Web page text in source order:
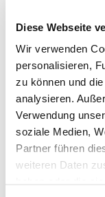
Diese Webseite
Wir verwenden
personalisieren,
zu können und
analysieren.
Verwendung
soziale Medien,
Partner führen
weiteren Daten
Kräuter (Basilikum,
Vitamin D3 (E671) 912
Verbindungen der
5,25 mg, Zink (E6)
(E8) 0,1 mg, Kobalt
0,5 g / kg;
Analytische
- Rohöle und Fette: 1,2%